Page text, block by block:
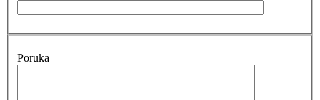
Poruka